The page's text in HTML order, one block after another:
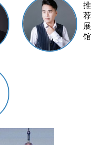
推
荐
展
馆